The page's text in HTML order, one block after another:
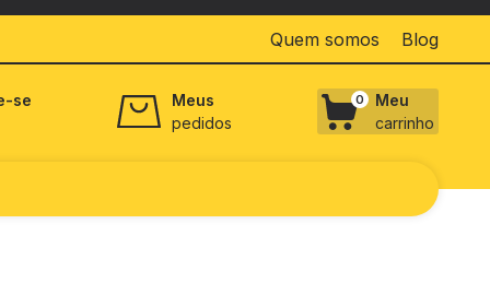
Quem somos Blog
se
Meus
pedidos
0
Meu
carrinho